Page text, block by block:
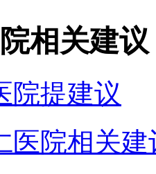
相关建议
院提建议
医院相关建